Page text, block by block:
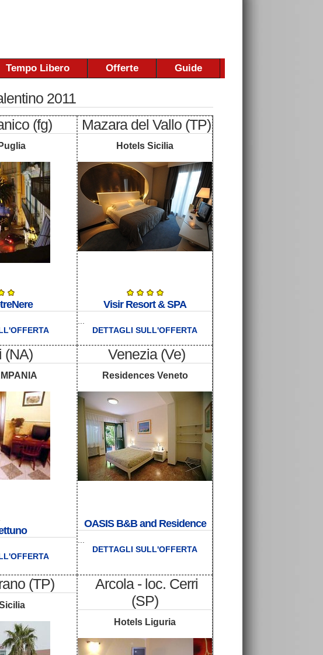
Tempo Libero Offerte Guide
2011
(fg) Mazara del Vallo (TP)
Hotels Sicilia
Visir Resort & SPA
DETTAGLI SULL'OFFERTA
(NA) Venezia (Ve)
Residences Veneto
OASIS B&B and Residence
DETTAGLI SULL'OFFERTA
(TP)
Arcola - loc. Cerri
(SP)
Hotels Liguria